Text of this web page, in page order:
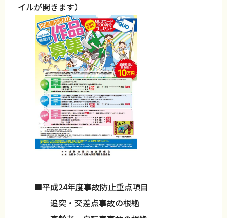
イルが開きます）
■平成24年度事故防止重点項目
追突・交差点事故の根絶